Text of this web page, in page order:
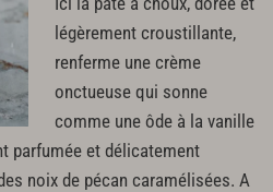
légèrement croustillante,
renferme une crème
onctueuse qui sonne
comme une ôde à la vanille
parfumée et délicatement
noix de pécan caramélisées. A